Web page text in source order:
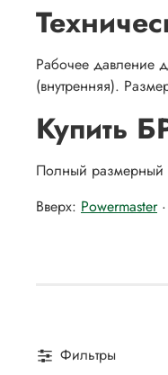
Рабочее давление
(внутренняя).
Купить
Полный размерный
Вверх: Powermaster·
Фильтры